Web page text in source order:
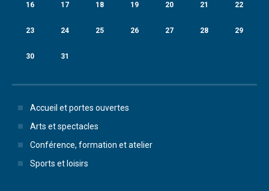
16 17 18 19 20 21 22
23 24 25 26 27 28 29
30 31
Accueil et portes ouvertes
Arts et spectacles
Conférence, formation et atelier
Sports et loisirs